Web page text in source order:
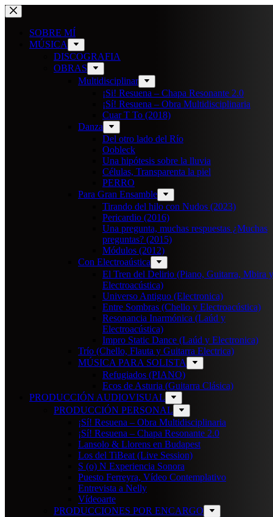
Saltar
al
contenidoSOBRE MÍ
MÚSICA
DISCOGRAFIA
OBRAS
Multidisciplinar
¡Si! Resuena – Chapa Resonante 2.0
¡Sí! Resuena – Obra Multidisciplinaria
Cuar T To (2018)
Danza
Del otro lado del Río
Oobleck
Una hipótesis sobre la lluvia
Células, Transparenta la piel
PERRO
Para Gran Ensamble
Tirando del hilo con Nudos (2023)
Pericardio (2016)
Una pregunta, muchas respuestas ¿Muchas
preguntas? (2015)
Módulos (2012)
Con Electroaústica
El Tren del Delirio (Piano, Guitarra, Mbira y
Electroacústica)
Universo Antiguo (Electronica)
Entre Sombras (Chello y Electroacústica)
Resonancia Inarmónica (Laúd y
Electroacústica)
Impro Static Dance (Laúd y Electronica)
Trío (Chello, Flauta y Guitarra Electrica)
MÚSICA PARA SOLISTA
Refugiados (PIANO)
Ecos de Asturia (Guitarra Clásica)
PRODUCCIÓN AUDIOVISUAL
PRODUCCIÓN PERSONAL
¡Sí! Resuena – Obra Multidisciplinaria
¡Sí! Resuena – Chapa Resonante 2.0
Lansolo & Llorens en Budapest
Los del TiBeat (Live Session)
S (o) N Experiencia Sonora
Puesto Ferreyra, Vídeo Contemplativo
Entrevista a Nelly
Vídeoarte
PRODUCCIONES POR ENCARGO